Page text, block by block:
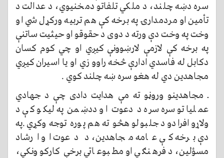
سره دښه چلند، د ملکي تلفاتو دمخنیوي، د عدالت د
تأمین او مردمدارۍ په برخه کې هم تربیه ورکړل شي او
وخت په وخت دې ورته د دوی د حقوقو او حیثیت ساتنې
په برخه کې لازمې لارښوونې کیږي او چي کوم کسان
دکابل له فاسدي ادارې څخه راوو زي او یا اسیران کیږي
مجاهدین دي له هغو سره ښه چلند کوي .
ــ مجاهدینو وروڼو ته مې هدایت دادی چې د جهادي
عملیاتو سره سره د دعوت او ددښمن په لیکو کې د
ولاړو افرادو د جلبولو هڅو ته هم پوره توجه وکړي.په
دې برخه کې عامه مجاهدین، د دعوت او ارشاد
مسؤلین، د فرهنګي او مطبوعاتي برخې کارکوونکي،